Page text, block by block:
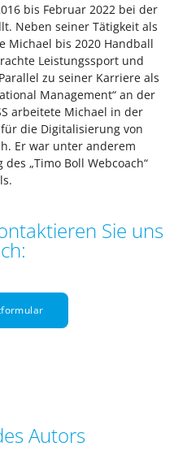
bis Februar 2022 bei der
Neben seiner Tätigkeit als
Michael bis 2020 Handball
Leistungssport und
zu seiner Karriere als
Management“ an der
arbeitete Michael in der
die Digitalisierung von
Er war unter anderem
„Timo Boll Webcoach“
Sie uns
Autors